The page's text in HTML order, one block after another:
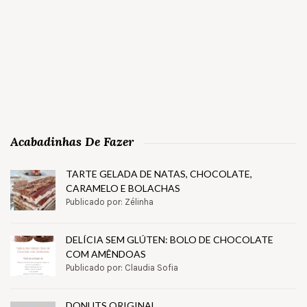
Acabadinhas De Fazer
TARTE GELADA DE NATAS, CHOCOLATE,
CARAMELO E BOLACHAS
Publicado por: Zélinha
DELÍCIA SEM GLÚTEN: BOLO DE CHOCOLATE
COM AMÊNDOAS
Publicado por: Claudia Sofia